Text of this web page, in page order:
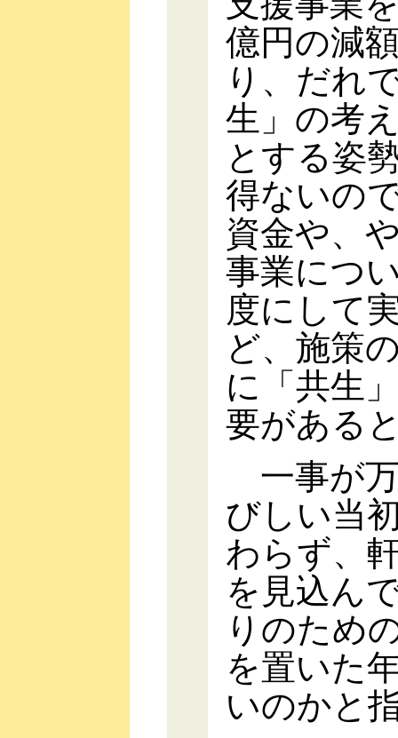
億円の減
り、だれ
生」の考
とする姿
得ないの
資金や、
事業につ
度にして
ど、施策
に「共生
要がある
一事が
びしい当
わらず、
を見込ん
りのため
を置いた
いのかと